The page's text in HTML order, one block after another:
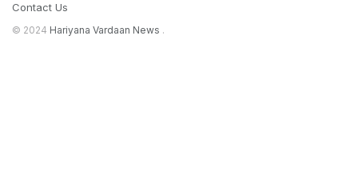
Contact Us
© 2024 Hariyana Vardaan News .